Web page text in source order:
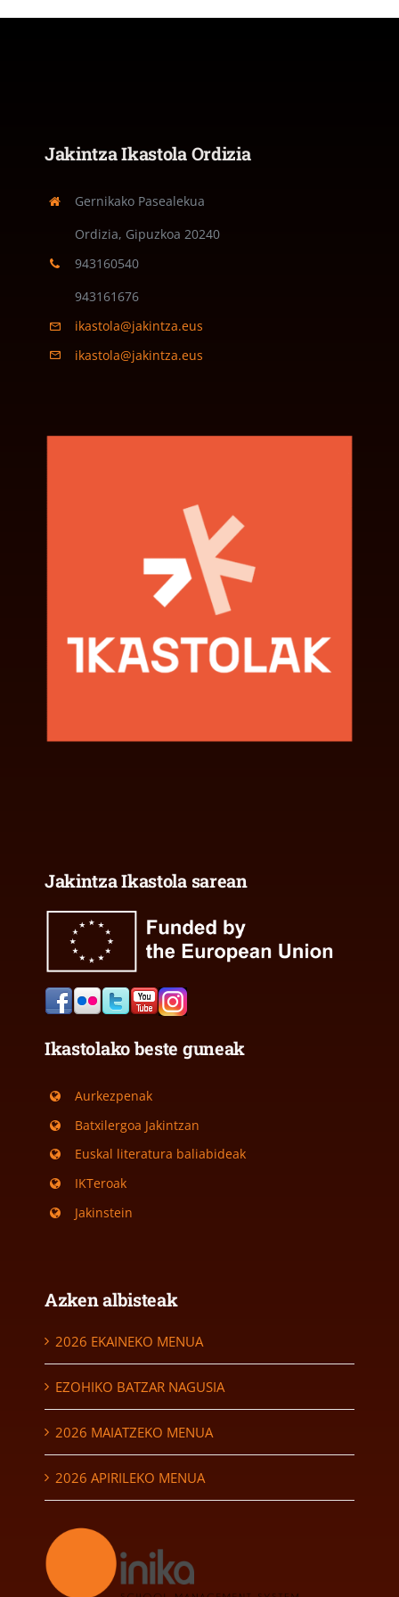
Jakintza Ikastola Ordizia
Gernikako Pasealekua
Ordizia, Gipuzkoa 20240
943160540
943161676
ikastola@jakintza.eus
ikastola@jakintza.eus
Jakintza Ikastola sarean
Ikastolako beste guneak
Aurkezpenak
Batxilergoa Jakintzan
Euskal literatura baliabideak
IKTeroak
Jakinstein
Azken albisteak
2026 EKAINEKO MENUA
EZOHIKO BATZAR NAGUSIA
2026 MAIATZEKO MENUA
2026 APIRILEKO MENUA